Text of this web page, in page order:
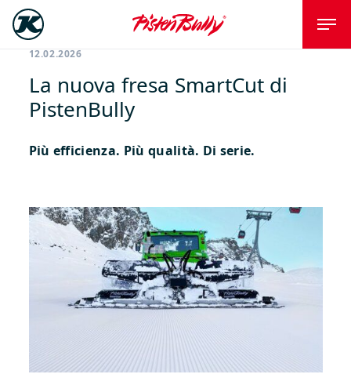
12.02.2026
La nuova fresa SmartCut di
PistenBully
Più efficienza. Più qualità. Di serie.